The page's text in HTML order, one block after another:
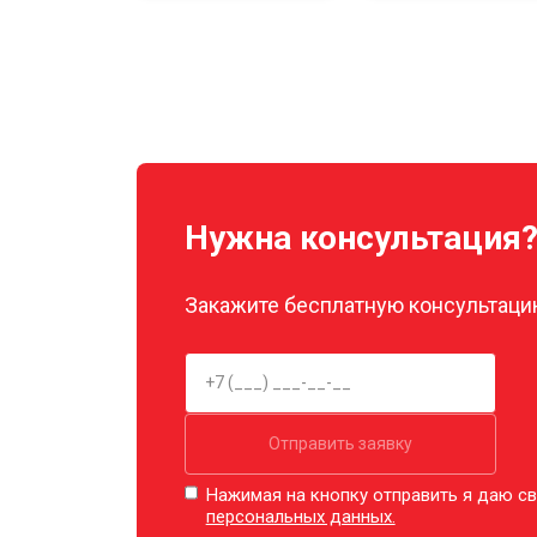
Нужна консультация?
Закажите бесплатную
Отправить заявку
Нажимая на кнопку отправить я даю
персональных данных.